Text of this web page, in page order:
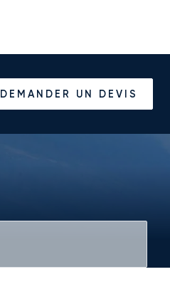
DEMANDER UN DEVIS